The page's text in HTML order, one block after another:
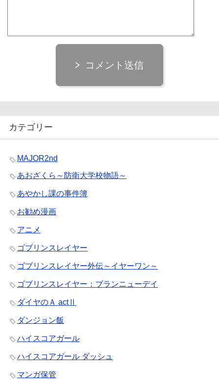
コメント送信
カテゴリー
MAJOR2nd
あおざくら～防衛大学校物語～
あやかし課の事件簿
お勧め漫画
アニメ
ゴブリンスレイヤー
ゴブリンスレイヤー外伝～イヤーワン～
ゴブリンスレイヤー：ブランニューデイ
ダイヤのＡ actⅡ
ダンジョン飯
ハイスコアガール
ハイスコアガール ダッシュ
マンガ保管